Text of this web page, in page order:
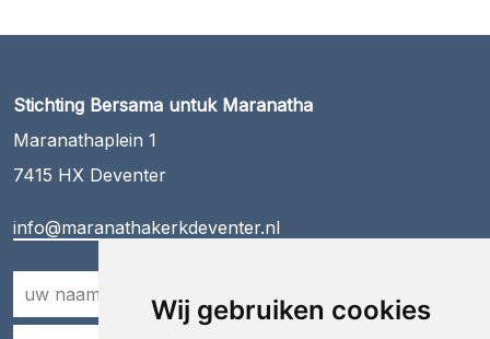
Wij gebruiken cookies
Stichting Bersama untuk Maranatha
Maranathaplein 1
7415 HX Deventer
info@maranathakerkdeventer.nl
Naam*